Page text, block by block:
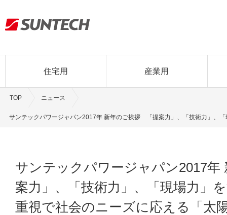
住宅用 産業用
TOP ニュース
サンテックパワージャパン2017年 新年のご挨拶 「提案力」、「技術力」、
サンテックパワージャパン2017
案力」、「技術力」、「現場力」
重視で社会のニーズに応える「太